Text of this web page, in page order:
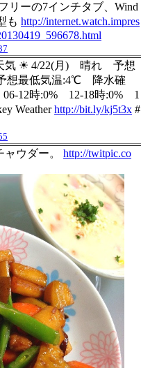
リーの7インチタブ、Wind
も http://internet.watch.impres
気 ☀ 4/22(月) 晴れ 予想
想最低気温:4℃ 降水確
12時:0% 12-18時:0% 1
Weatherhttp://bit.ly/kj5t3x #
ウダー。 http://twitpic.co